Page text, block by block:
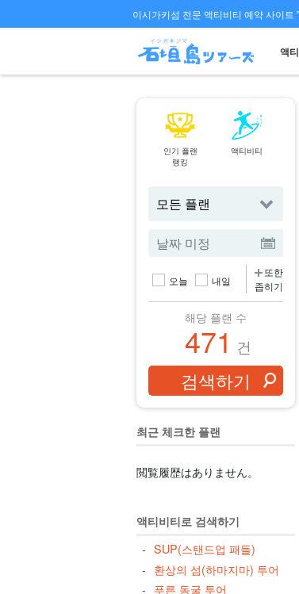
이시가키섬 전문 액티비티 예약 사이트
액
인기 플랜
랭킹
액티비티
오늘 내일
또한
좁히기
해당 플랜 수
471 건
최근 체크한 플랜
閲覧履歴はありません。
액티비티로 검색하기
SUP(스탠드업 패들)
환상의 섬(하마지마) 투어
푸른 동굴 투어